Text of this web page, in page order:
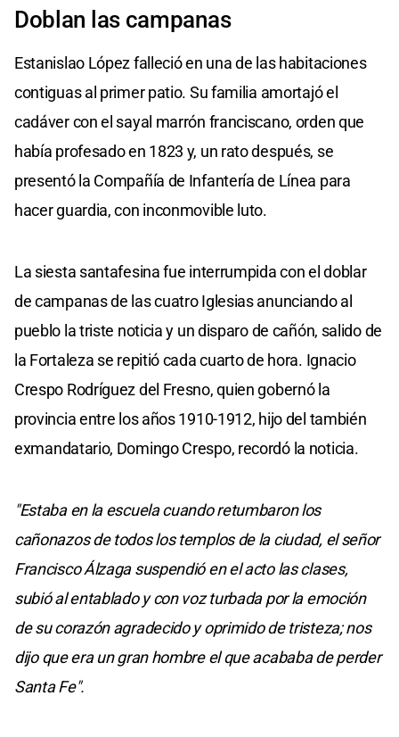
Doblan las campanas
Estanislao López falleció en una de las habitaciones
contiguas al primer patio. Su familia amortajó el
cadáver con el sayal marrón franciscano, orden que
había profesado en 1823 y, un rato después, se
presentó la Compañía de Infantería de Línea para
hacer guardia, con inconmovible luto.
La siesta santafesina fue interrumpida con el doblar
de campanas de las cuatro Iglesias anunciando al
pueblo la triste noticia y un disparo de cañón, salido de
la Fortaleza se repitió cada cuarto de hora. Ignacio
Crespo Rodríguez del Fresno, quien gobernó la
provincia entre los años 1910-1912, hijo del también
exmandatario, Domingo Crespo, recordó la noticia.
"Estaba en la escuela cuando retumbaron los
cañonazos de todos los templos de la ciudad, el señor
Francisco Álzaga suspendió en el acto las clases,
subió al entablado y con voz turbada por la emoción
de su corazón agradecido y oprimido de tristeza; nos
dijo que era un gran hombre el que acababa de perder
Santa Fe".